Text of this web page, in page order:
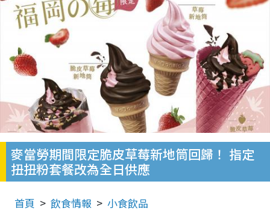
麥當勞期間限定脆皮草莓新地筒回歸！ 指定
扭扭粉套餐改為全日供應
首頁 飲食情報 小食飲品